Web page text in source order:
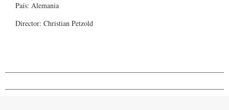
País: Alemania
Director: Christian Petzold